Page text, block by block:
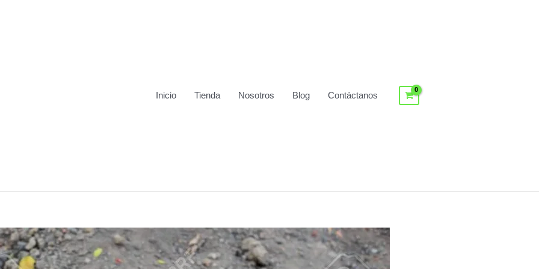
Inicio Tienda Nosotros Blog Contáctanos